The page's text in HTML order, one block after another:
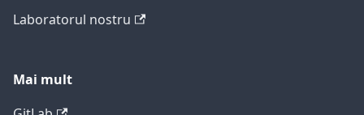
Laboratorul nostru
Mai mult